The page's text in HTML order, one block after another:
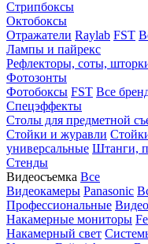
Стрипбоксы
Октобоксы
Отражатели Raylab FST
Лампы и пайрекс
Рефлекторы, соты,
Фотозонты
Фотобоксы FST Все
Спецэффекты
Столы для предметной
Стойки и журавли
универсальные Штанги,
Стенды
Видеосъемка Все
Видеокамеры Panasonic
Профессиональные
Накамерные мониторы
Накамерный свет